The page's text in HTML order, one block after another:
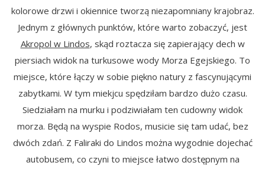
kolorowe drzwi i okiennice tworzą niezapomniany krajobraz.
Jednym z głównych punktów, które warto zobaczyć, jest
Akropol w Lindos, skąd roztacza się zapierający dech w
piersiach widok na turkusowe wody Morza Egejskiego. To
miejsce, które łączy w sobie piękno natury z fascynującymi
zabytkami. W tym miekjcu spędziłam bardzo dużo czasu.
Siedziałam na murku i podziwiałam ten cudowny widok
morza. Będą na wyspie Rodos, musicie się tam udać, bez
dwóch zdań. Z Faliraki do Lindos można wygodnie dojechać
autobusem, co czyni to miejsce łatwo dostępnym na